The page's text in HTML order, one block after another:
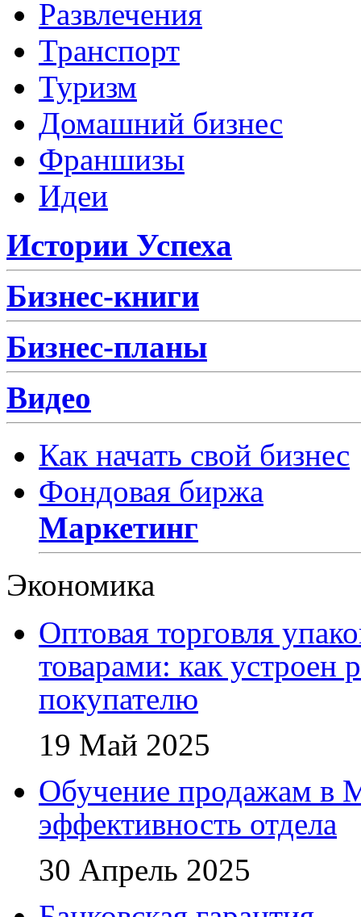
Развлечения
Транспорт
Туризм
Домашний бизнес
Франшизы
Идеи
Истории Успеха
Бизнес-книги
Бизнес-планы
Видео
Как начать свой бизнес
Фондовая биржа
Маркетинг
Экономика
Оптовая торговля
товарами: как устроен
покупателю
19 Май 2025
Обучение продажам в
эффективность отдела
30 Апрель 2025